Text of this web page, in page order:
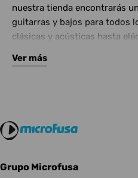
nuestra tienda encontrarás
guitarras y bajos para todos
clásicas y acústicas hasta
Complementa tu instrumento
Ver más
Grupo Microfusa